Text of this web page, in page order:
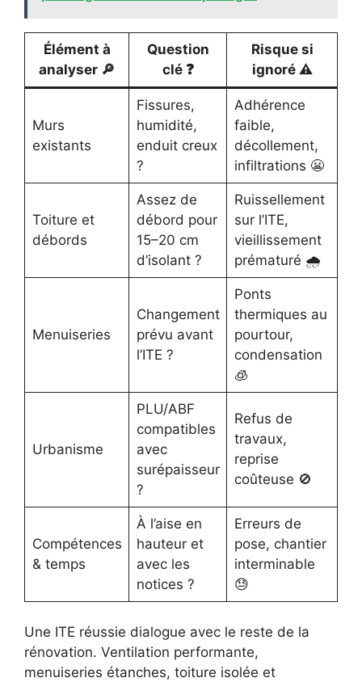
Élément à
analyser 🔎
Question
clé ❓
Risque si
ignoré ⚠️
Murs
existants
Fissures,
humidité,
enduit creux
?
Adhérence
faible,
décollement,
infiltrations 😬
Toiture et
débords
Assez de
débord pour
15–20 cm
d’isolant ?
Ruissellement
sur l’ITE,
vieillissement
prématuré 🌧️
Menuiseries
Changement
prévu avant
l’ITE ?
Ponts
thermiques au
pourtour,
condensation
🧊
Urbanisme
PLU/ABF
compatibles
avec
surépaisseur
?
Refus de
travaux,
reprise
coûteuse 🚫
Compétences
& temps
À l’aise en
hauteur et
avec les
notices ?
Erreurs de
pose, chantier
interminable
😓
Une ITE réussie dialogue avec le reste de la
rénovation. Ventilation performante,
menuiseries étanches, toiture isolée et